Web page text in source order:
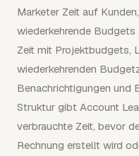
Marketer Zeit auf
wiederkehrende
Zeit mit Projektbudgets,
wiederkehrenden
Benachrichtigungen und
Struktur gibt Account
verbrauchte Zeit, bevor
Rechnung erstellt wird